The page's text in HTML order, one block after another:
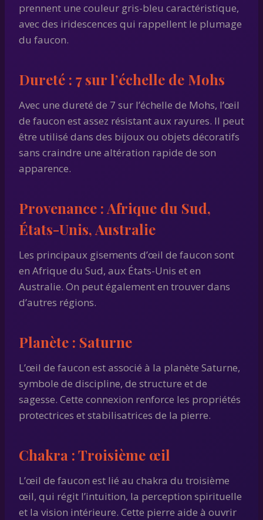
prennent une couleur gris-bleu caractéristique,
avec des iridescences qui rappellent le plumage
du faucon.
Dureté : 7 sur l’échelle de Mohs
Avec une dureté de 7 sur l’échelle de Mohs, l’œil
de faucon est assez résistant aux rayures. Il peut
être utilisé dans des bijoux ou objets décoratifs
sans craindre une altération rapide de son
apparence.
Provenance : Afrique du Sud,
États-Unis, Australie
Les principaux gisements d’œil de faucon sont
en Afrique du Sud, aux États-Unis et en
Australie. On peut également en trouver dans
d’autres régions.
Planète : Saturne
L’œil de faucon est associé à la planète Saturne,
symbole de discipline, de structure et de
sagesse. Cette connexion renforce les propriétés
protectrices et stabilisatrices de la pierre.
Chakra :Troisième œil
L’œil de faucon est lié au chakra du troisième
œil, qui régit l’intuition, la perception spirituelle
et la vision intérieure. Cette pierre aide à ouvrir